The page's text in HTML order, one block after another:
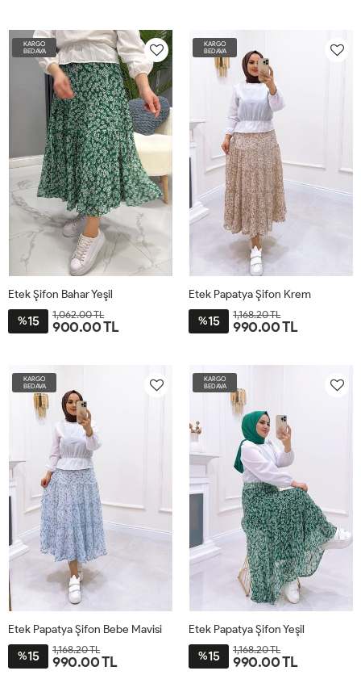
KARGO
BEDAVA
Etek Şifon Bahar Yeşil
%15 1,062.00 TL
900.00 TL
KARGO
BEDAVA
Etek Papatya Şifon Krem
%15 1,168.20 TL
990.00 TL
KARGO
BEDAVA
Etek Papatya Şifon Bebe Mavisi
%15 1,168.20 TL
990.00 TL
KARGO
BEDAVA
Etek Papatya Şifon Yeşil
%15 1,168.20 TL
990.00 TL